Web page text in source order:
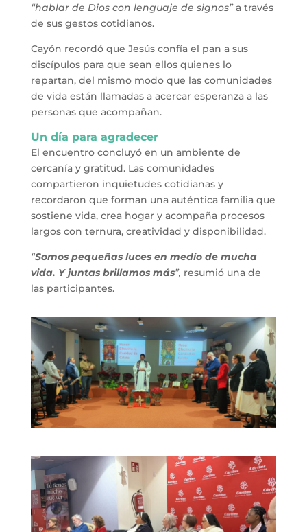
“hablar de Dios con lenguaje de signos”a través
de sus gestos cotidianos.
Cayón recordó que Jesús confía el pan a sus
discípulos para que sean ellos quienes lo
repartan, del mismo modo que las comunidades
de vida están llamadas a acercar esperanza a las
personas que acompañan.
Un día para agradecer
El encuentro concluyó en un ambiente de
cercanía y gratitud. Las comunidades
compartieron inquietudes cotidianas y
recordaron que forman una auténtica familia que
sostiene vida, crea hogar y acompaña procesos
largos con ternura, creatividad y disponibilidad.
“Somos pequeñas luces en medio de mucha
vida. Y juntas brillamos más”, resumió una de
las participantes.